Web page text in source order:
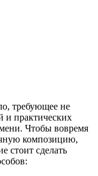
требующее не
и практических
Чтобы вовремя
композицию,
стоит сделать